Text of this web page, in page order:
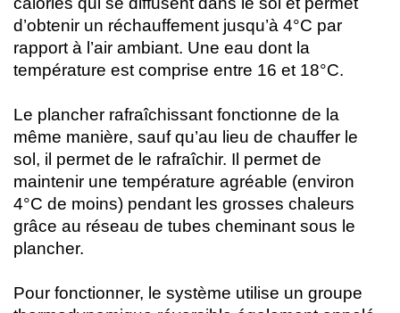
d’obtenir un réchauffement jusqu’à 4°C par
rapport à l’air ambiant. Une eau dont la
température est comprise entre 16 et 18°C.
Le plancher rafraîchissant fonctionne de la
même manière, sauf qu’au lieu de chauffer le
sol, il permet de le rafraîchir. Il permet de
maintenir une température agréable (environ
4°C de moins) pendant les grosses chaleurs
grâce au réseau de tubes cheminant sous le
plancher.
Pour fonctionner, le système utilise un groupe